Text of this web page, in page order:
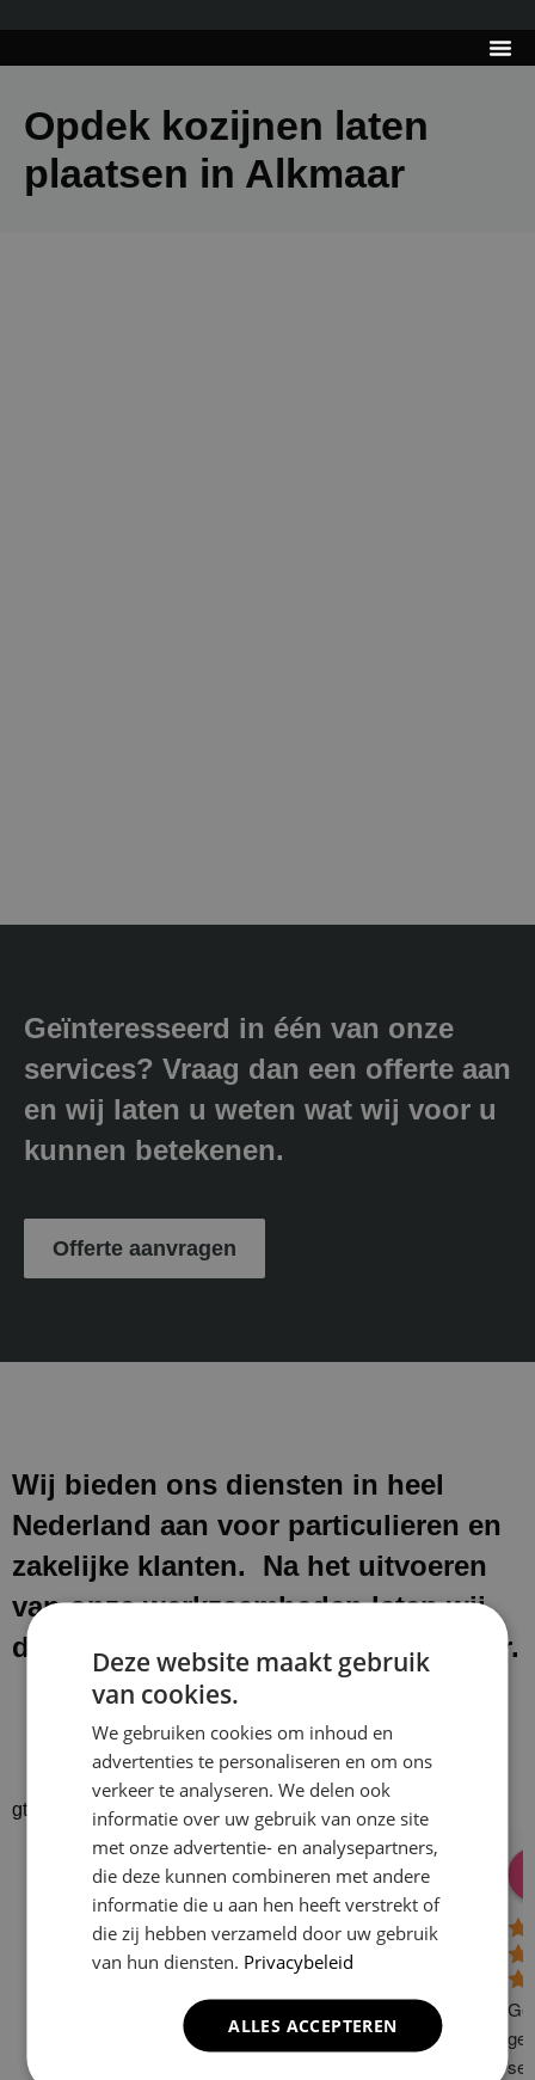
Opdek kozijnen laten
plaatsen in Alkmaar
Geïnteresseerd in één van onze
services? Vraag dan een offerte aan
en wij laten u weten wat wij voor u
kunnen betekenen.
Offerte aanvragen
Wij bieden ons diensten in heel
Nederland aan voor particulieren en
zakelijke klanten. Na het uitvoeren
van onze werkzaamheden laten wij
de werkplek schoon en netjes achter.
gtrspvjgtroijvghtrs
Klusbedrijf CG
Company
4.9
powered by gle
Donald Vossen
08:28 17 Dec 24
Lisa Vlok
06:41 08 Oct 24 10:58 31
ge
Deze website maakt gebruik
van cookies.
We gebruiken cookies om inhoud en
advertenties te personaliseren en om ons
verkeer te analyseren. We delen ook
informatie over uw gebruik van onze site
met onze advertentie- en analysepartners,
die deze kunnen combineren met andere
informatie die u aan hen heeft verstrekt of
die zij hebben verzameld door uw gebruik
van hun diensten. Privacybeleid
ALLES ACCEPTEREN